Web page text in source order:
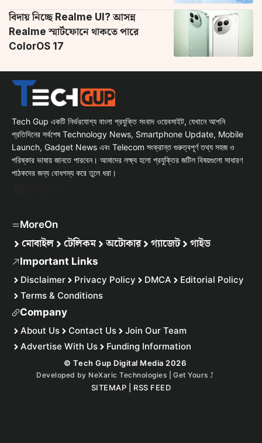
বিদায় নিচ্ছে Realme UI? আসন্ন
Realme স্মার্টফোনে থাকতে পারে
ColorOS 17
Tech Gup একটি নির্ভরযোগ্য বাংলা প্রযুক্তি সংবাদ ওয়েবসাইট, যেখানে আপনি
প্রতিদিনের সর্বশেষ Technology News, Smartphone Update, Mobile
Launch, Gadget News এবং Telecom সংক্রান্ত গুরুত্বপূর্ণ তথ্য সহজ ও
পরিষ্কার ভাষায় জানতে পারবেন। আমাদের লক্ষ্য হলো প্রযুক্তির জটিল বিষয়গুলো সাধারণ
পাঠকদের জন্য বোধগম্য করে তুলে ধরা।
MoreOn
মোবাইল টেলিকম অটোকার গ্যাজেট গাইড
Important Links
Disclaimer Privacy Policy DMCA
Editorial Policy
Terms & Conditions
Company
About Us Contact Us
Join Our Team
Advertise With Us
Funding Information
© Tech Gup Digital Media 2026
Developed by NeXaric Technologies | Get Yours⤴︎
SITEMAP RSS FEED